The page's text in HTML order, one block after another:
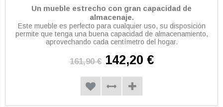
Un mueble estrecho con gran capacidad de
almacenaje.
Este mueble es perfecto para cualquier uso, su disposición
permite que tenga una buena capacidad de almacenamiento,
aprovechando cada centímetro del hogar.
161,90 € 142,20 €